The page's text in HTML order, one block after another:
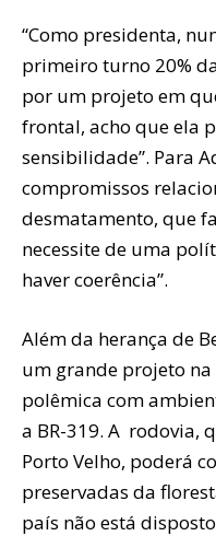
“Como presidenta,
primeiro turno 20%
por um projeto em
frontal, acho que ela
sensibilidade”. Para
compromissos
desmatamento, que
necessite de uma
haver coerência”.
Além da herança de
um grande projeto na
polêmica com
a BR-319. A rodovia,
Porto Velho, poderá
preservadas da
país não está